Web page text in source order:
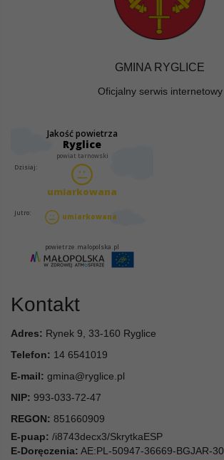
GMINA RYGLICE
Oficjalny serwis internetowy
Kontakt
Adres: Rynek 9, 33-160 Ryglice
Telefon: 14 6541019
E-mail: gmina@ryglice.pl
NIP: 993-033-72-47
REGON: 851660909
E-puap: /i8743decx3/SkrytkaESP
E-Doręczenia: AE:PL-50947-36669-BGJAR-30